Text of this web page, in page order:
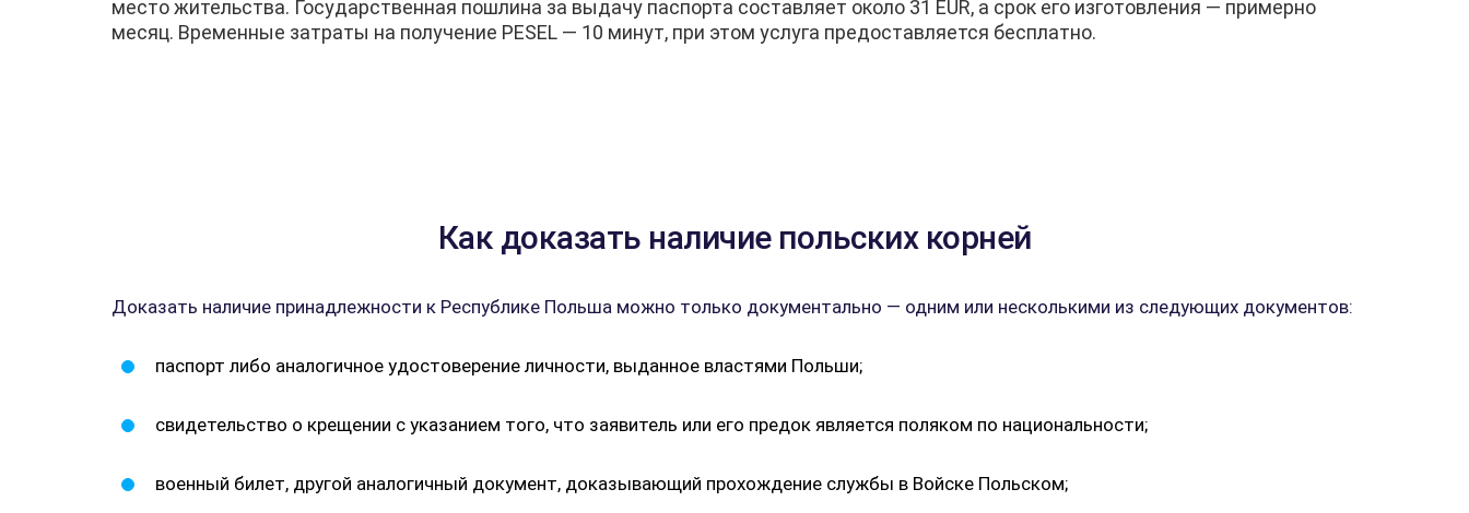
место жительства. Государственная пошлина за выдачу паспорта составляет около 31 EUR, а срок его изготовления — примерно
месяц. Временные затраты на получение PESEL — 10 минут, при этом услуга предоставляется бесплатно.
Как доказать наличие польских корней
Доказать наличие принадлежности к Республике Польша можно только документально — одним или несколькими из следующих документов:
паспорт либо аналогичное удостоверение личности, выданное властями Польши;
свидетельство о крещении с указанием того, что заявитель или его предок является поляком по национальности;
военный билет, другой аналогичный документ, доказывающий прохождение службы в Войске Польском;